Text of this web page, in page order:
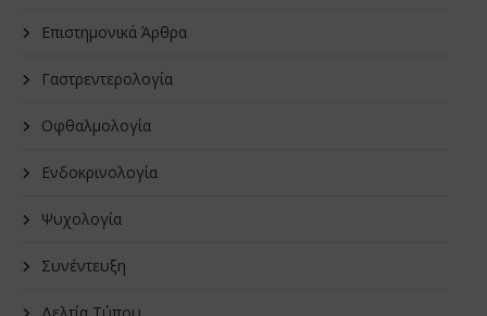
Επιστημονικά Άρθρα
Γαστρεντερολογία
Οφθαλμολογία
Ενδοκρινολογία
Ψυχολογία
Συνέντευξη